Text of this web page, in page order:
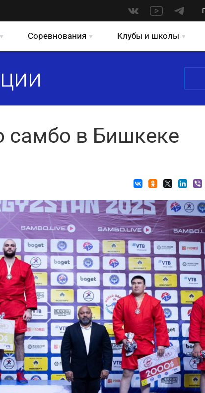
Соревнования Клубы и школы
самбо в Бишкеке